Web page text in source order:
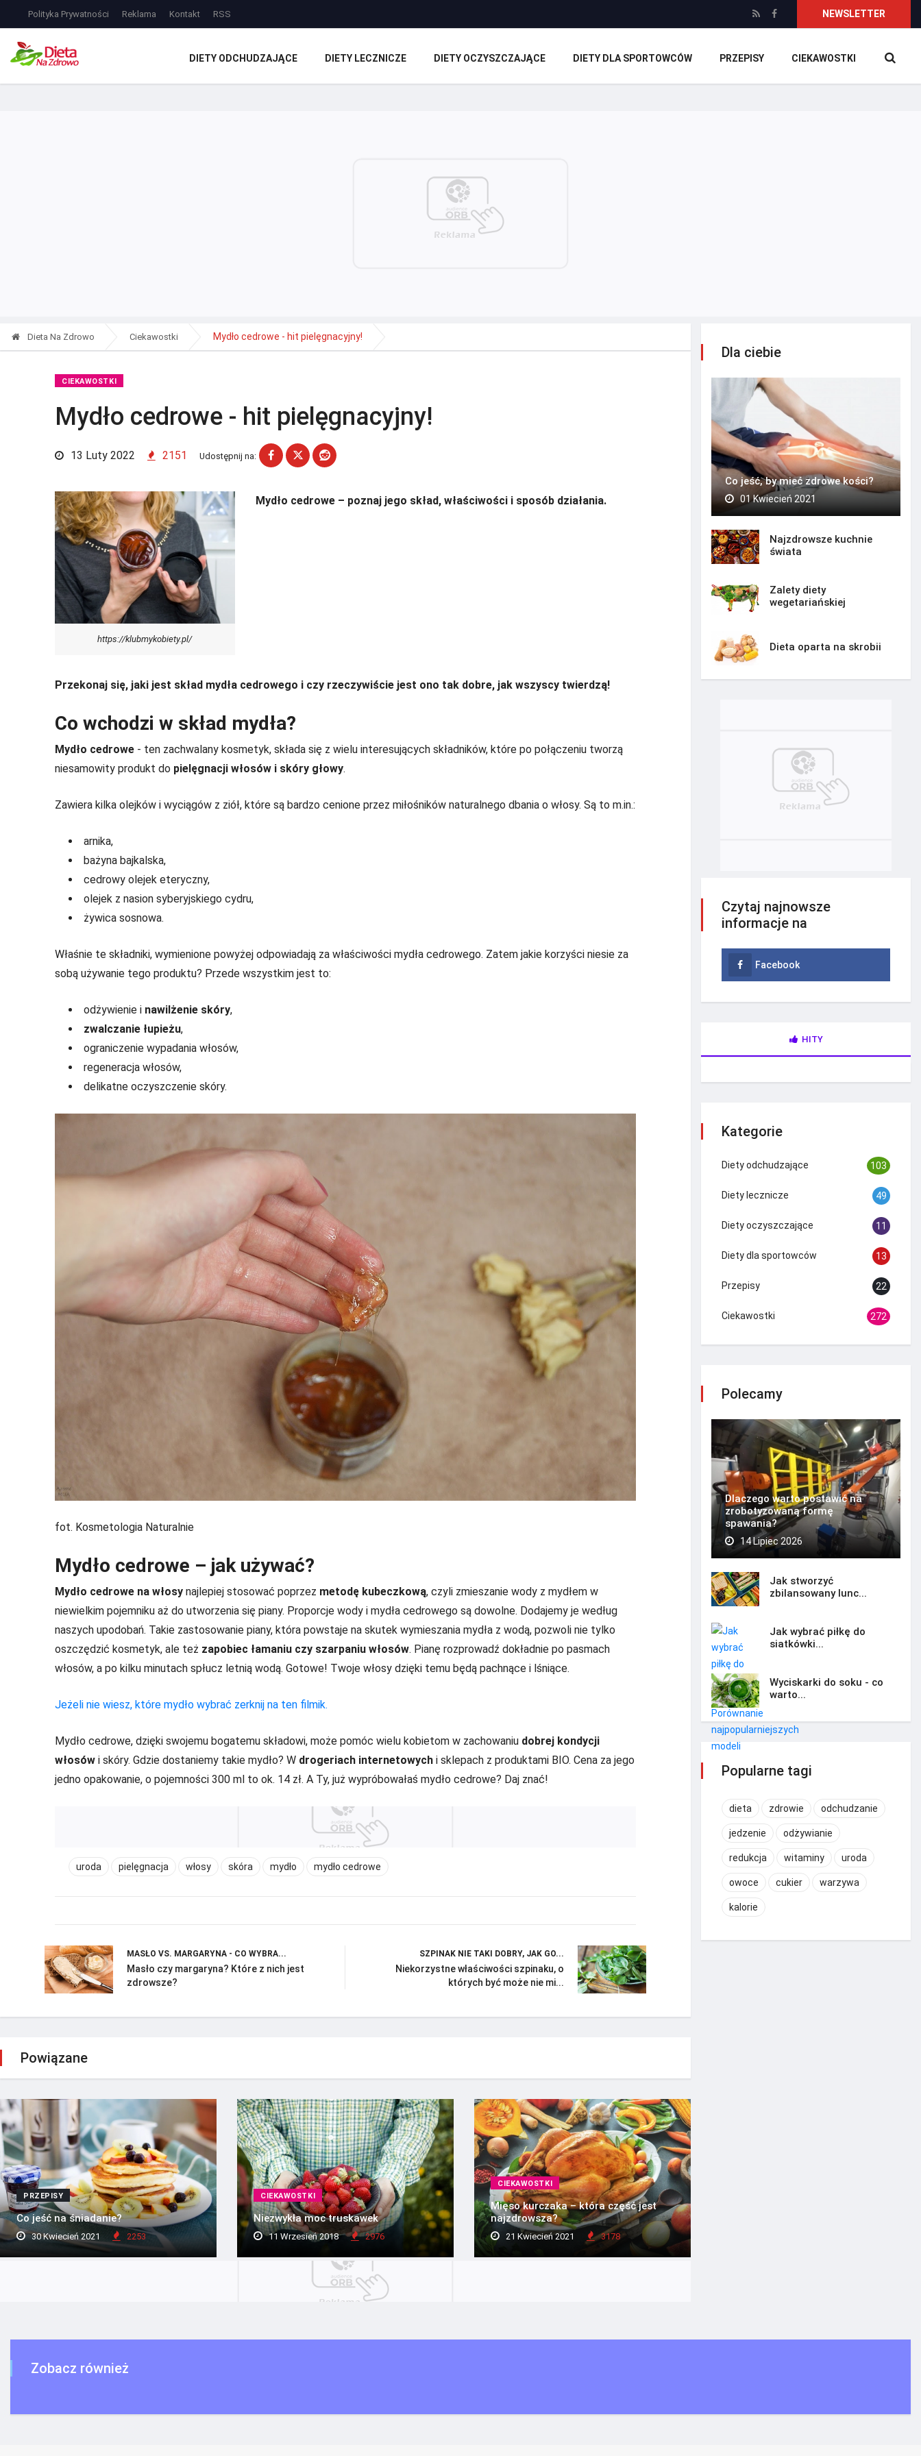
Polityka Prywatności Reklama Kontakt RSS NEWSLETTER
DIETY ODCHUDZAJĄCE DIETY LECZNICZE DIETY OCZYSZCZAJĄCE DIETY DLA SPORTOWCÓW PRZEPISY CIEKAWOSTKI
Dieta Na Zdrowo Ciekawostki Mydło cedrowe - hit pielęgnacyjny!
CIEKAWOSTKI
Mydło cedrowe - hit pielęgnacyjny!
13 Luty 2022 2151 Udostępnij na:
https://klubmykobiety.pl/
Mydło cedrowe – poznaj jego skład, właściwości i sposób działania.
Przekonaj się, jaki jest skład mydła cedrowego i czy rzeczywiście jest ono tak dobre, jak wszyscy twierdzą!
Co wchodzi w skład mydła?
Mydło cedrowe - ten zachwalany kosmetyk, składa się z wielu interesujących składników, które po połączeniu tworzą
niesamowity produkt do pielęgnacji włosów i skóry głowy.
Zawiera kilka olejków i wyciągów z ziół, które są bardzo cenione przez miłośników naturalnego dbania o włosy. Są to m.in.:
arnika,
bażyna bajkalska,
cedrowy olejek eteryczny,
olejek z nasion syberyjskiego cydru,
żywica sosnowa.
Właśnie te składniki, wymienione powyżej odpowiadają za właściwości mydła cedrowego. Zatem jakie korzyści niesie za
sobą używanie tego produktu? Przede wszystkim jest to:
odżywienie i nawilżenie skóry,
zwalczanie łupieżu,
ograniczenie wypadania włosów,
regeneracja włosów,
delikatne oczyszczenie skóry.
fot. Kosmetologia Naturalnie
Mydło cedrowe – jak używać?
Mydło cedrowe na włosy najlepiej stosować poprzez metodę kubeczkową, czyli zmieszanie wody z mydłem w
niewielkim pojemniku aż do utworzenia się piany. Proporcje wody i mydła cedrowego są dowolne. Dodajemy je według
naszych upodobań. Takie zastosowanie piany, która powstaje na skutek wymieszania mydła z wodą, pozwoli nie tylko
oszczędzić kosmetyk, ale też zapobiec łamaniu czy szarpaniu włosów. Pianę rozprowadź dokładnie po pasmach
włosów, a po kilku minutach spłucz letnią wodą. Gotowe! Twoje włosy dzięki temu będą pachnące i lśniące.
Jeżeli nie wiesz, które mydło wybrać zerknij na ten filmik.
Mydło cedrowe, dzięki swojemu bogatemu składowi, może pomóc wielu kobietom w zachowaniu dobrej kondycji
włosów i skóry. Gdzie dostaniemy takie mydło? W drogeriach internetowych i sklepach z produktami BIO. Cena za jego
jedno opakowanie, o pojemności 300 ml to ok. 14 zł. A Ty, już wypróbowałaś mydło cedrowe? Daj znać!
uroda pielęgnacja włosy skóra mydło mydło cedrowe
MASŁO VS. MARGARYNA - CO WYBRA...
Masło czy margaryna? Które z nich jest
zdrowsze?
SZPINAK NIE TAKI DOBRY, JAK GO...
Niekorzystne właściwości szpinaku, o
których być może nie mi...
Powiązane
PRZEPISY
Co jeść na śniadanie?
30 Kwiecień 2021 2253
CIEKAWOSTKI
Niezwykła moc truskawek
11 Wrzesień 2018 2976
CIEKAWOSTKI
Mięso kurczaka – która część jest
najzdrowsza?
21 Kwiecień 2021 3178
Dla ciebie
Co jeść, by mieć zdrowe kości?
01 Kwiecień 2021
Najzdrowsze kuchnie
świata
Zalety diety
wegetariańskiej
Dieta oparta na skrobii
Czytaj najnowsze
informacje na
Facebook
HITY
Kategorie
Diety odchudzające 103
Diety lecznicze 49
Diety oczyszczające 11
Diety dla sportowców 13
Przepisy 22
Ciekawostki 272
Polecamy
Dlaczego warto postawić na
zrobotyzowaną formę
spawania?
14 Lipiec 2026
Jak stworzyć
zbilansowany lunc...
Jak wybrać piłkę do
siatkówki...
Wyciskarki do soku - co
warto...
Popularne tagi
dieta zdrowie odchudzanie
jedzenie odżywianie
redukcja witaminy uroda
owoce cukier warzywa
kalorie
Zobacz również